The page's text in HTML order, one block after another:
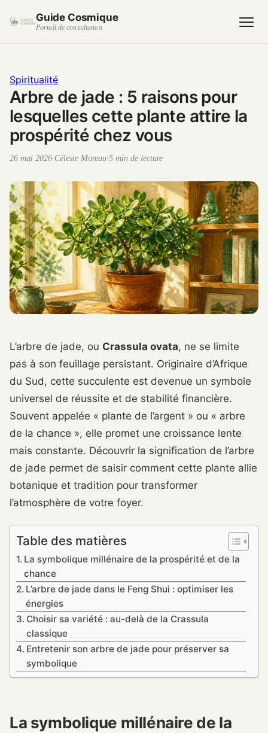
Guide Cosmique
Portail de consultation
Spiritualité
Arbre de jade : 5 raisons pour
lesquelles cette plante attire la
prospérité chez vous
26 mai 2026·Céleste Moreau·5 min de lecture
L’arbre de jade, ou Crassula ovata, ne se limite
pas à son feuillage persistant. Originaire d’Afrique
du Sud, cette succulente est devenue un symbole
universel de réussite et de stabilité financière.
Souvent appelée « plante de l’argent » ou « arbre
de la chance », elle promet une croissance lente
mais constante. Découvrir la signification de l’arbre
de jade permet de saisir comment cette plante allie
botanique et tradition pour transformer
l’atmosphère de votre foyer.
Table des matières
La symbolique millénaire de la prospérité et de la
chance
L’arbre de jade dans le Feng Shui : optimiser les
énergies
Choisir sa variété : au-delà de la Crassula
classique
Entretenir son arbre de jade pour préserver sa
symbolique
La symbolique millénaire de la